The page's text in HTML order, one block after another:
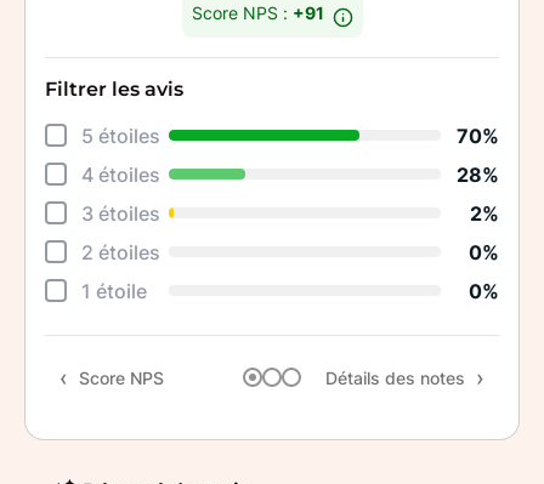
Score NPS : +91
Filtrer les avis
5 étoiles
70%
4 étoiles
28%
3 étoiles
2%
2 étoiles
0%
1 étoile
0%
Score NPS Détails des notes